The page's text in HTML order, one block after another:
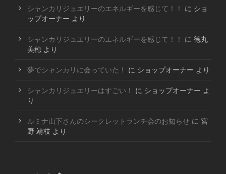
シャンカリジュエリーのエネルギーを感じて！！ に ショ
ップオーナー より
シャンカリジュエリーのエネルギーを感じて！！ に 徳丸
美穂 より
夢でシャンカリに会っていた！ に ショップオーナー より
シャンカリジュエリーはすごい！ に ショップオーナー よ
り
ルミナ山下さんのシークレットランチ会のお知らせ に 宮
野 靖枝 より